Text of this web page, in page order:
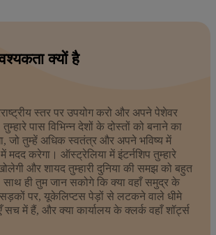
क्यों है
स्तर पर उपयोग करो और अपने पेशेवर
पास विभिन्न देशों के दोस्तों को बनाने का
जो तुम्हें अधिक स्वतंत्र और अपने भविष्य में
मदद करेगा। ऑस्ट्रेलिया में इंटर्नशिप तुम्हारे
और शायद तुम्हारी दुनिया की समझ को बहुत
ही तुम जान सकोगे कि क्या वहाँ समुद्र के
सड़कों पर, यूकेलिप्टस पेड़ों से लटकने वाले धीमे
में हैं, और क्या कार्यालय के क्लर्क वहाँ शॉर्ट्स